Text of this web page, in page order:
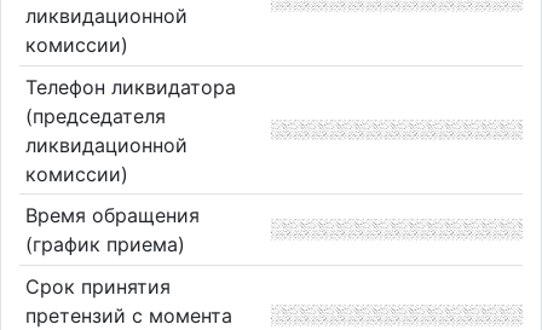
ликвидационной
комиссии)
Телефон ликвидатора
(председателя
ликвидационной
комиссии)
Время обращения
(график приема)
Срок принятия
претензий с момента